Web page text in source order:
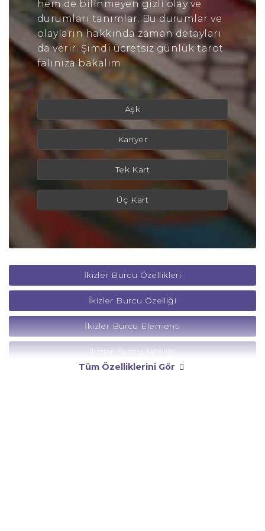
hem de bilinmeyen gizli olay ve
durumları tanımlar. Bu durumlar ve
olayların hakkında zaman detayları
da verir. Şimdi ücretsiz günlük tarot
falınıza bakalım.
Aşk
Kariyer
Tek Kart
Üç Kart
İkizler Burcu Özellikleri
İkizler Burcu Özelliği
İkizler Burcu Elementi
İkizler Burcu Niteliği
Tüm Özelliklerini Gör